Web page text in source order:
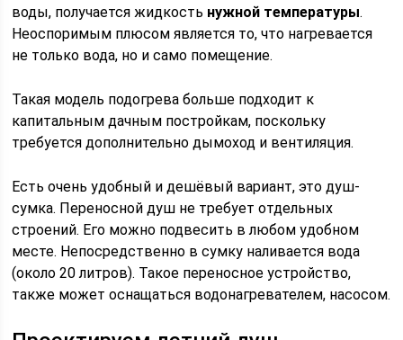
воды, получается жидкость нужной температуры.
Неоспоримым плюсом является то, что нагревается
не только вода, но и само помещение.
Такая модель подогрева больше подходит к
капитальным дачным постройкам, поскольку
требуется дополнительно дымоход и вентиляция.
Есть очень удобный и дешёвый вариант, это душ-
сумка. Переносной душ не требует отдельных
строений. Его можно подвесить в любом удобном
месте. Непосредственно в сумку наливается вода
(около 20 литров). Такое переносное устройство,
также может оснащаться водонагревателем, насосом.